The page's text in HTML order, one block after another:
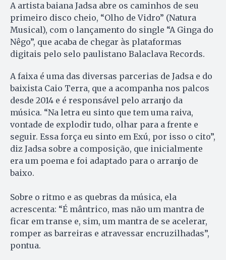
A artista baiana Jadsa abre os caminhos de seu
primeiro disco cheio, “Olho de Vidro” (Natura
Musical), com o lançamento do single “A Ginga do
Nêgo”, que acaba de chegar às plataformas
digitais pelo selo paulistano Balaclava Records.
A faixa é uma das diversas parcerias de Jadsa e do
baixista Caio Terra, que a acompanha nos palcos
desde 2014 e é responsável pelo arranjo da
música. “Na letra eu sinto que tem uma raiva,
vontade de explodir tudo, olhar para a frente e
seguir. Essa força eu sinto em Exú, por isso o cito”,
diz Jadsa sobre a composição, que inicialmente
era um poema e foi adaptado para o arranjo de
baixo.
Sobre o ritmo e as quebras da música, ela
acrescenta: “É mântrico, mas não um mantra de
ficar em transe e, sim, um mantra de se acelerar,
romper as barreiras e atravessar encruzilhadas”,
pontua.